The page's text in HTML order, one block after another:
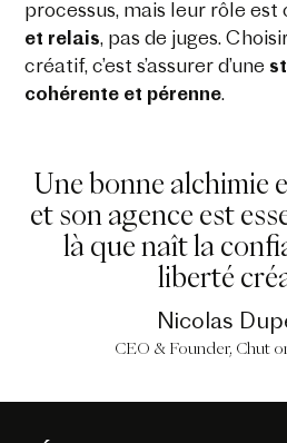
processus, mais leur rôle est
et relais, pas de juges.
créatif, c’est s’assurer d’une
cohérente et pérenne.
Une bonne alchimie
et son agence est
là que naît la
liberté
Nicolas
CEO & Founder, Chut